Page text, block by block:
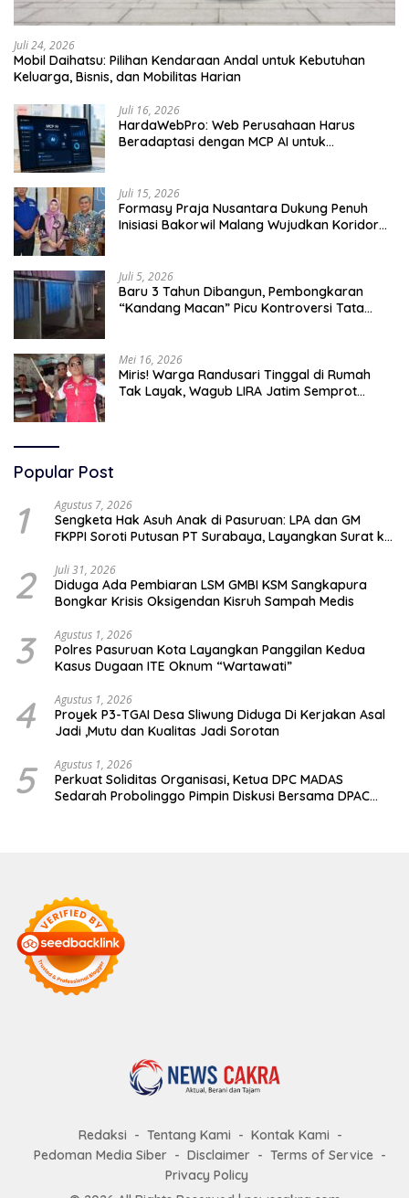
Juli 24, 2026
Mobil Daihatsu: Pilihan Kendaraan Andal untuk Kebutuhan
Keluarga, Bisnis, dan Mobilitas Harian
Juli 16, 2026
HardaWebPro: Web Perusahaan Harus
Beradaptasi dengan MCP AI untuk
Juli 15, 2026
Formasy Praja Nusantara Dukung Penuh
Inisiasi Bakorwil Malang Wujudkan Koridor
Juli 5, 2026
Baru 3 Tahun Dibangun, Pembongkaran
“Kandang Macan” Picu Kontroversi Tata
Mei 16, 2026
Miris! Warga Randusari Tinggal di Rumah
Tak Layak, Wagub LIRA Jatim Semprot
Popular Post
1 Agustus 7, 2026
Sengketa Hak Asuh Anak di Pasuruan: LPA dan GM
FKPPI Soroti Putusan PT Surabaya, Layangkan Surat ke
2 Juli 31, 2026
Diduga Ada Pembiaran LSM GMBI KSM Sangkapura
Bongkar Krisis Oksigendan Kisruh Sampah Medis
3 Agustus 1, 2026
Polres Pasuruan Kota Layangkan Panggilan Kedua
Kasus Dugaan ITE Oknum “Wartawati”
4 Agustus 1, 2026
Proyek P3-TGAI Desa Sliwung Diduga Di Kerjakan Asal
Jadi ,Mutu dan Kualitas Jadi Sorotan
5 Agustus 1, 2026
Perkuat Soliditas Organisasi, Ketua DPC MADAS
Sedarah Probolinggo Pimpin Diskusi Bersama DPAC
Redaksi Tentang Kami
Kontak Kami
Pedoman Media Siber
Disclaimer
Terms of Service
Privacy Policy